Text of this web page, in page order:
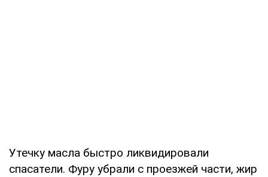
Утечку масла быстро ликвидировали
спасатели. Фуру убрали с проезжей части, жир